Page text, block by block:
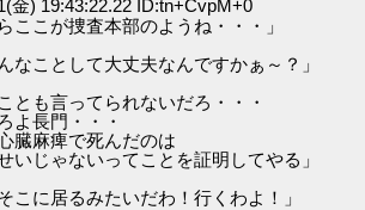
金) 19:43:22.22 ID:tn+CvpM+0
ここが捜査本部のようね・・・」
なことして大丈夫なんですかぁ～？」
とも言ってられないだろ・・・
門・・・
痺で死んだのは
ないってことを証明してやる」
こに居るみたいだわ！行くわよ！」